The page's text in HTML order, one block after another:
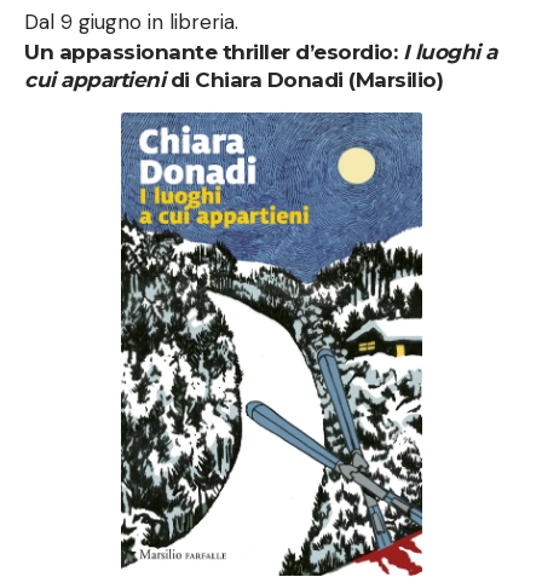
Dal 9 giugno in libreria.
Un appassionante thriller d’esordio: I luoghi a
cui appartienidi Chiara Donadi (Marsilio)